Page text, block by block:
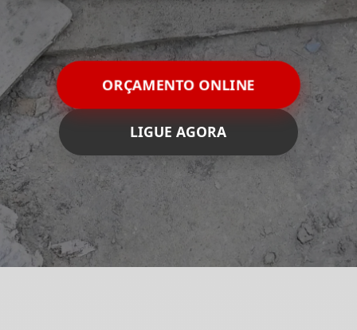
ORÇAMENTO ONLINE
LIGUE AGORA